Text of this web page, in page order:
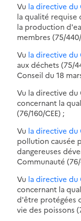
Vu la directive du
la qualité requise
la production
membres (75/440/
Vu la directive du
aux déchets (75/
Conseil du 18
Vu la directive du
concernant la
(76/160/CEE) ;
Vu la directive du
pollution causée
dangereuses
Communauté (76/
Vu la directive du
concernant la
d'être protégées
vie des poissons